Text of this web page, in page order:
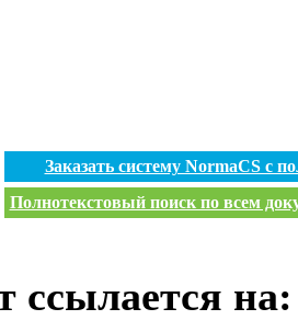
Заказать систему NormaCS с
Полнотекстовый поиск по всем
ссылается на: